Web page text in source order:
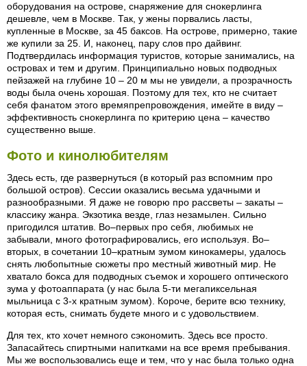
оборудования на острове, снаряжение для снокерлинга
дешевле, чем в Москве. Так, у жены порвались ласты,
купленные в Москве, за 45 баксов. На острове, примерно, такие
же купили за 25. И, наконец, пару слов про дайвинг.
Подтвердилась информация туристов, которые занимались, на
островах и тем и другим. Принципиально новых подводных
пейзажей на глубине 10 – 20 м мы не увидели, а прозрачность
воды была очень хорошая. Поэтому для тех, кто не считает
себя фанатом этого времяпрепровождения, имейте в виду –
эффективность снокерлинга по критерию цена – качество
существенно выше.
Фото и кинолюбителям
Здесь есть, где развернуться (в который раз вспомним про
большой остров). Сессии оказались весьма удачными и
разнообразными. Я даже не говорю про рассветы – закаты –
классику жанра. Экзотика везде, глаз незамылен. Сильно
пригодился штатив. Во–первых про себя, любимых не
забывали, много фотографировались, его используя. Во–
вторых, в сочетании 10–кратным зумом кинокамеры, удалось
снять любопытные сюжеты про местный животный мир. Не
хватало бокса для подводных съемок и хорошего оптического
зума у фотоаппарата (у нас была 5-ти мегапиксельная
мыльница с 3-х кратным зумом). Короче, берите всю технику,
которая есть, снимать будете много и с удовольствием.
Для тех, кто хочет немного сэкономить. Здесь все просто.
Запасайтесь спиртными напитками на все время пребывания.
Мы же воспользовались еще и тем, что у нас была только одна